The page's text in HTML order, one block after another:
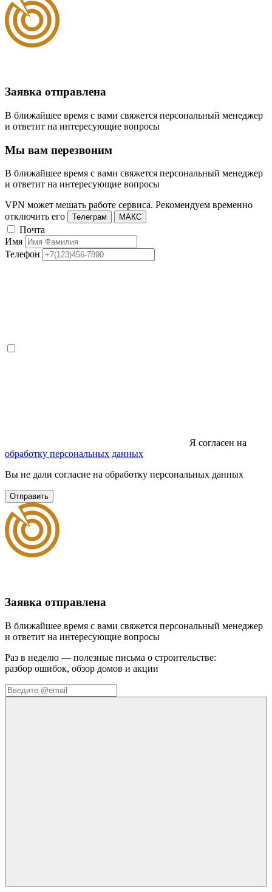
Заявка отправлена
В ближайшее время с вами свяжется персональный менеджер
и ответит на интересующие вопросы
Мы вам перезвоним
В ближайшее время с вами свяжется персональный менеджер
и ответит на интересующие вопросы
VPN может мешать работе сервиса. Рекомендуем временно
отключить его
Телеграм МАКС
Почта
Имя
Телефон
Я согласен на
обработку персональных данных
Вы не дали согласие на обработку персональных данных
Отправить
Заявка отправлена
В ближайшее время с вами свяжется персональный менеджер
и ответит на интересующие вопросы
Раз в неделю — полезные письма о строительстве:
разбор ошибок, обзор домов и акции